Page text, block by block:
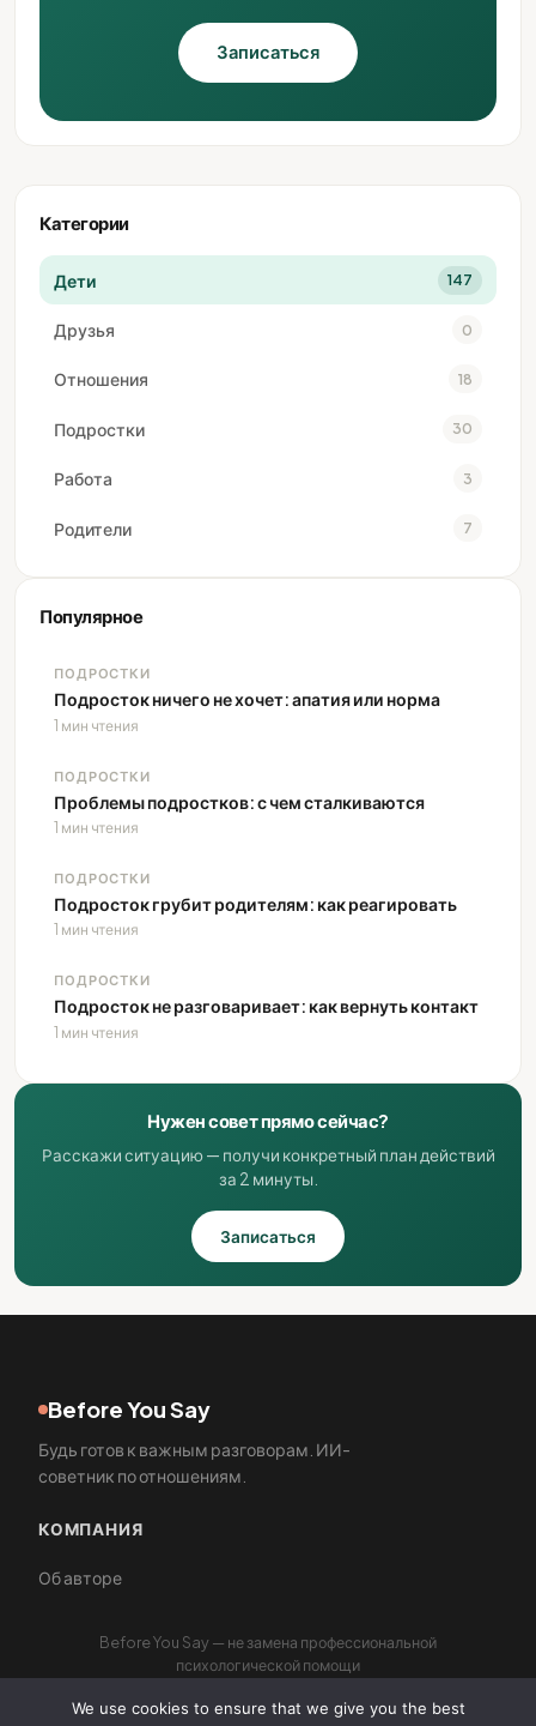
Записаться
Категории
Дети 147
Друзья 0
Отношения 18
Подростки 30
Работа 3
Родители 7
Популярное
ПОДРОСТКИ
Подросток ничего не хочет: апатия или норма
1 мин чтения
ПОДРОСТКИ
Проблемы подростков: с чем сталкиваются
1 мин чтения
ПОДРОСТКИ
Подросток грубит родителям: как реагировать
1 мин чтения
ПОДРОСТКИ
Подросток не разговаривает: как вернуть контакт
1 мин чтения
Нужен совет прямо сейчас?
Расскажи ситуацию — получи конкретный план действий
за 2 минуты.
Записаться
Before You Say
Будь готов к важным разговорам. ИИ-
советник по отношениям.
КОМПАНИЯ
Об авторе
Before You Say — не замена профессиональной
психологической помощи
We use cookies to ensure that we give you the best